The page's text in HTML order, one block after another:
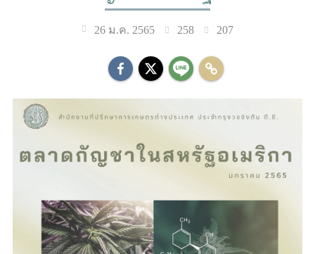
26 ม.ค. 2565 258 207